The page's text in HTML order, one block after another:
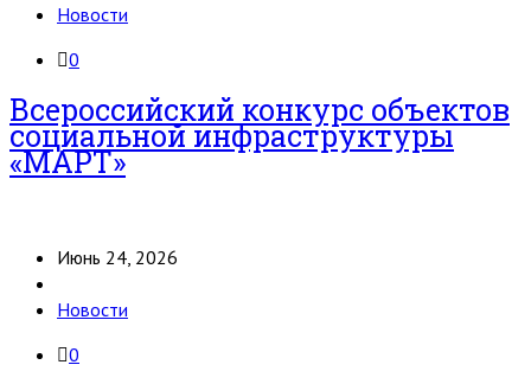
Новости
0
Всероссийский конкурс объектов
социальной инфраструктуры
«МАРТ»
Июнь 24, 2026
Новости
0